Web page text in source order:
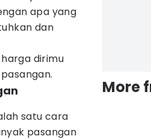
apa yang
dan
dirimu
satu cara
pasangan
More